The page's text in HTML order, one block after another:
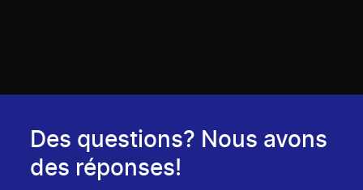
Des questions? Nous avons
des réponses!